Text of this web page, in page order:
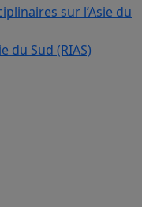
sur l’Asie du
du Sud (RIAS)